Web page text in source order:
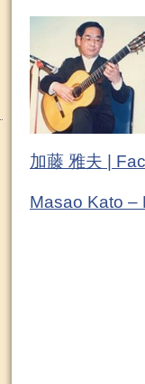
加藤 雅夫 |
Masao Kato –